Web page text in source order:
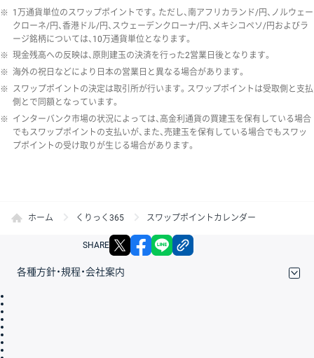
※ 1万通貨単位のスワップポイントです。ただし、南アフリカランド/円、ノルウェー
クローネ/円、香港ドル/円、スウェーデンクローナ/円、メキシコペソ/円およびラ
ージ銘柄については、10万通貨単位となります。
※ 現金残高への反映は、原則建玉の決済を行った2営業日後となります。
※ 海外の祝日などにより日本の営業日と異なる場合があります。
※ スワップポイントの決定は取引所が行います。スワップポイントは受取側と支払
側とで同額となっています。
※ インターバンク市場の状況によっては、高金利通貨の買建玉を保有している場合
でもスワップポイントの支払いが、また、売建玉を保有している場合でもスワッ
プポイントの受け取りが生じる場合があります。
ホーム くりっく365 スワップポイントカレンダー
SHARE X facebook
各種方針・規程・会社案内